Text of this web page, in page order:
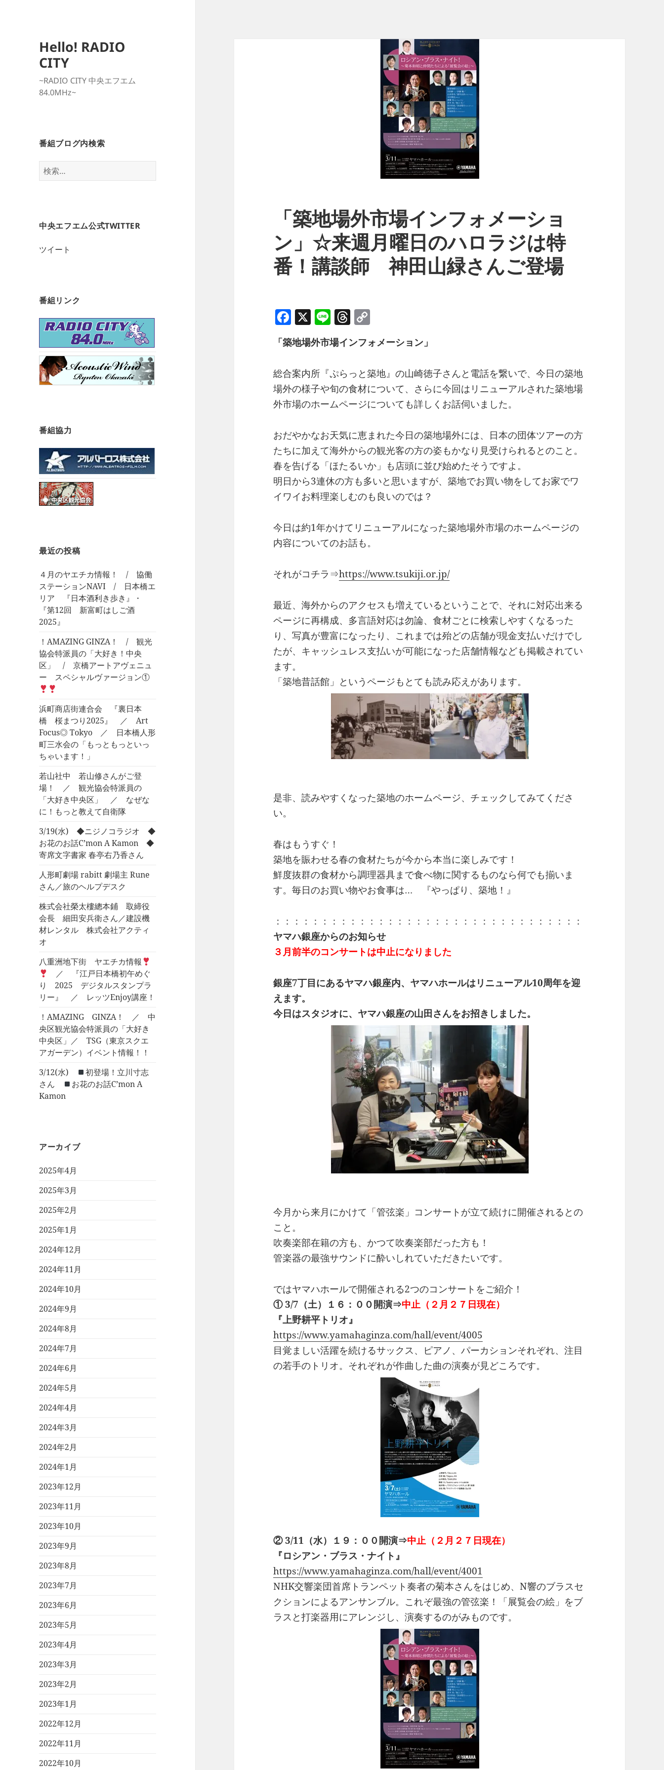
Hello! RADIO
CITY
~RADIO CITY 中央エフエム
84.0MHz~
番組ブログ内検索
検
索:
中央エフエム公式TWITTER
ツイート
番組リンク
番組協力
最近の投稿
４月のヤエチカ情報！ / 協働
ステーションNAVI / 日本橋エ
リア 『日本酒利き歩き』・
『第12回 新富町はしご酒
2025』
！AMAZING GINZA！ / 観光
協会特派員の「大好き！中央
区」 / 京橋アートアヴェニュ
ー スペシャルヴァージョン①
浜町商店街連合会 『裏日本
橋 桜まつり2025』 ／ Art
Focus◎ Tokyo ／ 日本橋人形
町三水会の「もっともっといっ
ちゃいます！」
若山社中 若山修さんがご登
場！ ／ 観光協会特派員の
「大好き中央区」 ／ なぜな
に！もっと教えて自衛隊
3/19(水) ◆ニジノコラジオ ◆
お花のお話C’mon A Kamon ◆
寄席文字書家 春亭右乃香さん
人形町劇場 rabitt 劇場主 Rune
さん／旅のヘルプデスク
株式会社榮太樓總本鋪 取締役
会長 細田安兵衛さん／建設機
材レンタル 株式会社アクティ
オ
八重洲地下街 ヤエチカ情報
／ 『江戸日本橋初午めぐ
り 2025 デジタルスタンプラ
リー』 ／ レッツEnjoy講座！
！AMAZING GINZA！ ／ 中
央区観光協会特派員の「大好き
中央区」／ TSG（東京スクエ
アガーデン）イベント情報！！
3/12(水)
初登場！立川寸志
さん
お花のお話C’mon A
Kamon
アーカイブ
2025年4月
2025年3月
2025年2月
2025年1月
2024年12月
2024年11月
2024年10月
2024年9月
2024年8月
2024年7月
2024年6月
2024年5月
2024年4月
2024年3月
2024年2月
2024年1月
2023年12月
2023年11月
2023年10月
2023年9月
2023年8月
2023年7月
2023年6月
2023年5月
2023年4月
2023年3月
2023年2月
2023年1月
2022年12月
2022年11月
2022年10月
「築地場外市場インフォメーショ
ン」☆来週月曜日のハロラジは特
番！講談師 神田山緑さんご登場
F
a
c
e
b
o
o
k
X Li
n
e
T
re
d
s
p
y
Li
n
k
「築地場外市場インフォメーション」
総合案内所『ぷらっと築地』の山崎徳子さんと電話を繋いで、今日の築地
場外の様子や旬の食材について、さらに今回はリニューアルされた築地場
外市場のホームページについても詳しくお話伺いました。
おだやかなお天気に恵まれた今日の築地場外には、日本の団体ツアーの方
たちに加えて海外からの観光客の方の姿もかなり見受けられるとのこと。
春を告げる「ほたるいか」も店頭に並び始めたそうですよ。
明日から3連休の方も多いと思いますが、築地でお買い物をしてお家でワ
イワイお料理楽しむのも良いのでは？
今日は約1年かけてリニューアルになった築地場外市場のホームページの
内容についてのお話も。
それがコチラ⇒https://www.tsukiji.or.jp/
最近、海外からのアクセスも増えているということで、それに対応出来る
ページに再構成、多言語対応は勿論、食材ごとに検索しやすくなるった
り、写真が豊富になったり、これまでは殆どの店舗が現金支払いだけでし
たが、キャッシュレス支払いが可能になった店舗情報なども掲載されてい
ます。
「築地昔話館」というページもとても読み応えがあります。
是非、読みやすくなった築地のホームページ、チェックしてみてくださ
い。
春はもうすぐ！
築地を賑わせる春の食材たちが今から本当に楽しみです！
鮮度抜群の食材から調理器具まで食べ物に関するものなら何でも揃いま
す。毎日のお買い物やお食事は… 『やっぱり、築地！』
：：：：：：：：：：：：：：：：：：：：：：：：：：：：：：：：：
ヤマハ銀座からのお知らせ
３月前半のコンサートは中止になりました
銀座7丁目にあるヤマハ銀座内、ヤマハホールはリニューアル10周年を迎
えます。
今日はスタジオに、ヤマハ銀座の山田さんをお招きしました。
今月から来月にかけて「管弦楽」コンサートが立て続けに開催されるとの
こと。
吹奏楽部在籍の方も、かつて吹奏楽部だった方も！
管楽器の最強サウンドに酔いしれていただきたいです。
ではヤマハホールで開催される2つのコンサートをご紹介！
① 3/7（土）１６：００開演⇒中止（２月２７日現在）
『上野耕平トリオ』
https://www.yamahaginza.com/hall/event/4005
目覚ましい活躍を続けるサックス、ピアノ、パーカションそれぞれ、注目
の若手のトリオ。それぞれが作曲した曲の演奏が見どころです。
② 3/11（水）１９：００開演⇒中止（２月２７日現在）
『ロシアン・ブラス・ナイト』
https://www.yamahaginza.com/hall/event/4001
NHK交響楽団首席トランペット奏者の菊本さんをはじめ、N響のブラスセ
クションによるアンサンブル。これぞ最強の管弦楽！「展覧会の絵」をブ
ラスと打楽器用にアレンジし、演奏するのがみものです。